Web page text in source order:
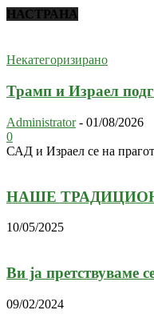
НАСТРАНА
Некатегоризирано
Трамп и Израел
Administrator - 01/08/2026
0
САД и Израел се на
НАШЕ
10/05/2025
Ви ја претствуваме
09/02/2024